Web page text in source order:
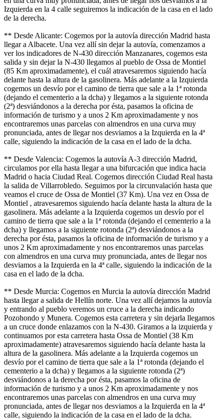
Izquierda en la 4 calle seguiremos la indicación de la casa en el lado
de la derecha.
** Desde Alicante: Cogemos por la autovía dirección Madrid hasta
llegar a Albacete. Una vez allí sin dejar la autovía, comenzamos a
ver los indicadores de N-430 dirección Manzanares, cogemos esta
salida y sin dejar la N-430 llegamos al pueblo de Ossa de Montiel
(85 Km aproximadamente), el cuál atravesaremos siguiendo hacía
delante hasta la altura de la gasolinera. Más adelante a la Izquierda
cogemos un desvío por el camino de tierra que sale a la 1ª rotonda
(dejando el cementerio a la dcha) y llegamos a la siguiente rotonda
(2ª) desviándonos a la derecha por ésta, pasamos la oficina de
información de turismo y a unos 2 Km aproximadamente y nos
encontraremos unas parcelas con almendros en una curva muy
pronunciada, antes de llegar nos desviamos a la Izquierda en la 4ª
calle, siguiendo la indicación de la casa en el lado de la dcha.
** Desde Valencia: Cogemos la autovía A-3 dirección Madrid,
circulamos por ella hasta llegar a una bifurcación que indica hacia
Madrid o hacia Ciudad Real. Cogemos dirección Ciudad Real hasta
la salida de Villarrobledo. Seguimos por la circunvalación hasta que
veamos el cruce de Ossa de Montiel (37 Km). Una vez en Ossa de
Montiel , atravesaremos siguiendo hacía delante hasta la altura de la
gasolinera. Más adelante a la Izquierda cogemos un desvío por el
camino de tierra que sale a la 1ª rotonda (dejando el cementerio a la
dcha) y llegamos a la siguiente rotonda (2ª) desviándonos a la
derecha por ésta, pasamos la oficina de información de turismo y a
unos 2 Km aproximadamente y nos encontraremos unas parcelas
con almendros en una curva muy pronunciada, antes de llegar nos
desviamos a la Izquierda en la 4ª calle, siguiendo la indicación de la
casa en el lado de la dcha.
** Desde Murcia: Cogemos en Murcia la autovía dirección Madrid
hasta llegar a salida de Hellín norte. Una vez allí dejamos la autovía
y entrando al pueblo veremos un cruce a la derecha indicando
Pozohondo y Munera. Cogemos esta carretera y sin dejarla llegamos
a un cruce donde enlazamos con la N-430. Giramos a la izquierda y
continuamos por esta carretera hasta Ossa de Montiel (38 Km
aproximadamente) atravesaremos siguiendo hacía delante hasta la
altura de la gasolinera. Más adelante a la Izquierda cogemos un
desvío por el camino de tierra que sale a la 1ª rotonda (dejando el
cementerio a la dcha) y llegamos a la siguiente rotonda (2ª)
desviándonos a la derecha por ésta, pasamos la oficina de
información de turismo y a unos 2 Km aproximadamente y nos
encontraremos unas parcelas con almendros en una curva muy
pronunciada, antes de llegar nos desviamos a la Izquierda en la 4ª
calle, siguiendo la indicación de la casa en el lado de la dcha.